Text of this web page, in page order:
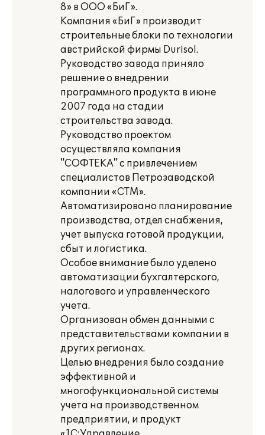
8» в ООО «БиГ».
Компания «БиГ» производит
строительные блоки по технологии
австрийской фирмы Durisol.
Руководство завода приняло
решение о внедрении
программного продукта в июне
2007 года на стадии
строительства завода.
Руководство проектом
осуществляла компания
"СОФТЕКА" с привлечением
специалистов Петрозаводской
компании «СТМ».
Автоматизировано планирование
производства, отдел снабжения,
учет выпуска готовой продукции,
сбыт и логистика.
Особое внимание было уделено
автоматизации бухгалтерского,
налогового и управленческого
учета.
Организован обмен данными с
представительствами компании в
других регионах.
Целью внедрения было создание
эффективной и
многофункциональной системы
учета на производственном
предприятии, и продукт